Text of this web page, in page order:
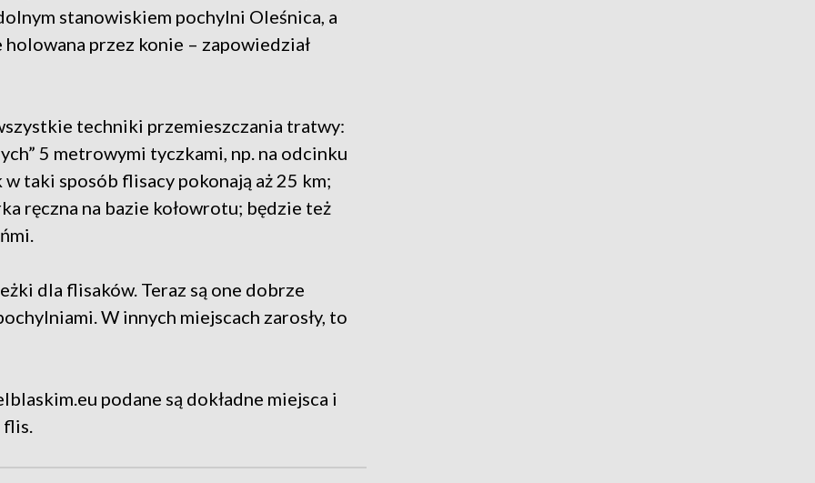
stanowiskiem pochylni Oleśnica, a
przez konie – zapowiedział
techniki przemieszczania tratwy:
5 metrowymi tyczkami, np. na odcinku
taki sposób flisacy pokonają aż 25 km;
ręczna na bazie kołowrotu; będzie też
dla flisaków. Teraz są one dobrze
W innych miejscach zarosły, to
podane są dokładne miejsca i
flis.